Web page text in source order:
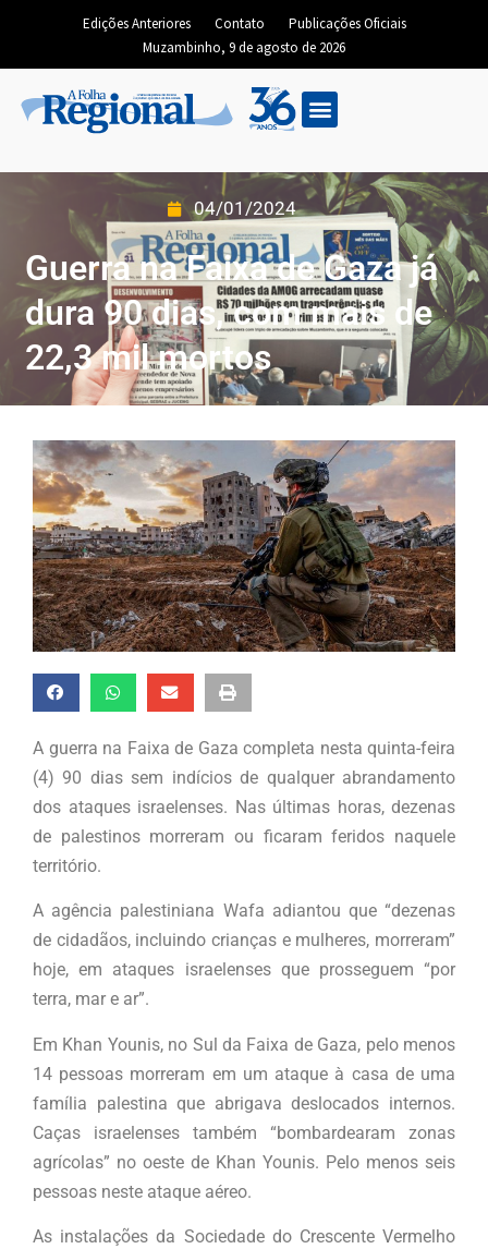
Edições Anteriores Contato
Publicações Oficiais
Muzambinho, 9 de agosto de 2026
04/01/2024
Guerra na Faixa de Gaza já
dura 90 dias, com mais de
22,3 mil mortos
A guerra na Faixa de Gaza completa nesta quinta-feira
(4) 90 dias sem indícios de qualquer abrandamento
dos ataques israelenses. Nas últimas horas, dezenas
de palestinos morreram ou ficaram feridos naquele
território.
A agência palestiniana Wafa adiantou que “dezenas
de cidadãos, incluindo crianças e mulheres, morreram”
hoje, em ataques israelenses que prosseguem “por
terra, mar e ar”.
Em Khan Younis, no Sul da Faixa de Gaza, pelo menos
14 pessoas morreram em um ataque à casa de uma
família palestina que abrigava deslocados internos.
Caças israelenses também “bombardearam zonas
agrícolas” no oeste de Khan Younis. Pelo menos seis
pessoas neste ataque aéreo.
As instalações da Sociedade do Crescente Vermelho